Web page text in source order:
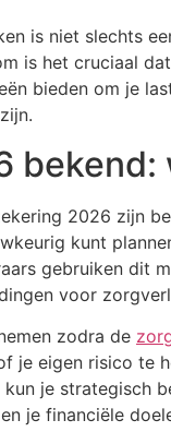
is niet slechts
is het cruciaal
bieden om je
2026 zijn
kunt
gebruiken dit
voor
zodra de
je eigen risico te
je strategisch
je financiële